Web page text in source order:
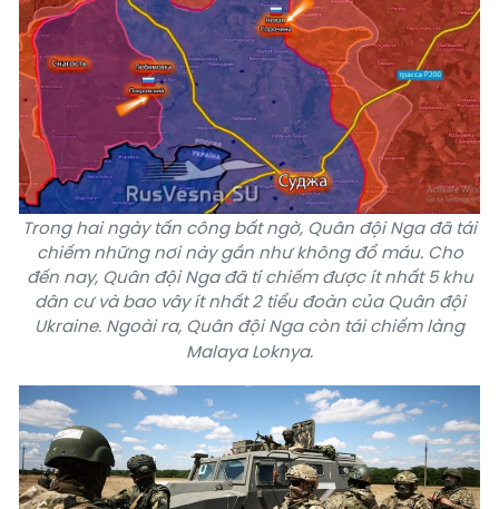
Trong hai ngày tấn công bất ngờ, Quân đội Nga đã tái
chiếm những nơi này gần như không đổ máu. Cho
đến nay, Quân đội Nga đã tí chiếm được ít nhất 5 khu
dân cư và bao vây ít nhất 2 tiểu đoàn của Quân đội
Ukraine. Ngoài ra, Quân đội Nga còn tái chiếm làng
Malaya Loknya.